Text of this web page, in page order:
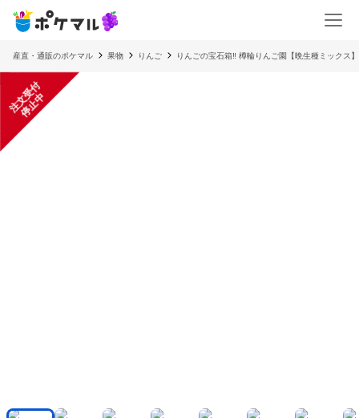
産直・通販のポケマル 果物 りんご りんごの宝石箱‼ 樽輪りんご園【晩生種ミックス
注
文
受
付
停
止
中